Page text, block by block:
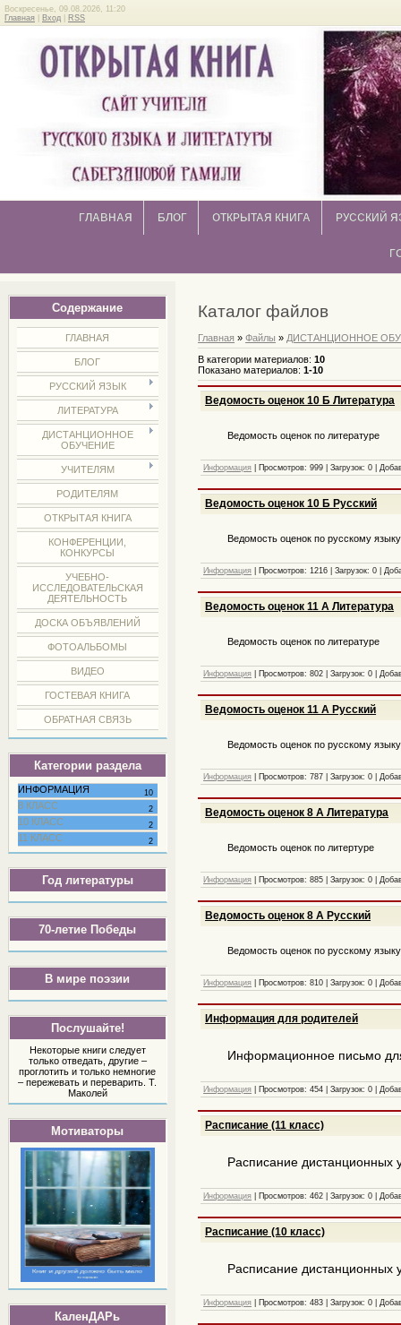
Воскресенье, 09.08.2026, 11:20
Главная
Вход RSS
ГЛАВНАЯ БЛОГ ОТКРЫТАЯ КНИГА РУССКИЙ
Содержание
ГЛАВНАЯ
БЛОГ
РУССКИЙ ЯЗЫК
ЛИТЕРАТУРА
ДИСТАНЦИОННОЕ
ОБУЧЕНИЕ
УЧИТЕЛЯМ
РОДИТЕЛЯМ
ОТКРЫТАЯ КНИГА
КОНФЕРЕНЦИИ,
КОНКУРСЫ
УЧЕБНО-
ИССЛЕДОВАТЕЛЬСКАЯ
ДЕЯТЕЛЬНОСТЬ
ДОСКА ОБЪЯВЛЕНИЙ
ФОТОАЛЬБОМЫ
ВИДЕО
ГОСТЕВАЯ КНИГА
ОБРАТНАЯ СВЯЗЬ
Категории раздела
ИНФОРМАЦИЯ 10
8 КЛАСС 2
10 КЛАСС 2
11 КЛАСС 2
Год литературы
70-летие Победы
В мире поэзии
Послушайте!
Некоторые книги следует
только отведать, другие –
проглотить и только немногие
– пережевать и переварить. Т.
Маколей
Мотиваторы
КаленДАРь
Каталог файлов
Главная »Файлы » ДИСТАНЦИОННОЕ
В категории материалов:10
Показано материалов:1-10
Ведомость оценок 10 Б Литература
Ведомость оценок по литературе
Информация Просмотров: 999 |Загрузок: 0
Ведомость оценок 10 Б Русский
Ведомость оценок по русскому языку
Информация Просмотров: 1216 |Загрузок: 0
Ведомость оценок 11 А Литература
Ведомость оценок по литературе
Информация Просмотров: 802 |Загрузок: 0
Ведомость оценок 11 А Русский
Ведомость оценок по русскому языку
Информация Просмотров: 787 |Загрузок: 0
Ведомость оценок 8 А Литература
Ведомость оценок по литертуре
Информация Просмотров: 885 |Загрузок: 0
Ведомость оценок 8 А Русский
Ведомость оценок по русскому языку
Информация Просмотров: 810 |Загрузок: 0
Информация для родителей
Информационное письмо
Информация Просмотров: 454 |Загрузок: 0
Расписание (11 класс)
Расписание дистанционных
Информация Просмотров: 462 |Загрузок: 0
Расписание (10 класс)
Расписание дистанционных
Информация Просмотров: 483 |Загрузок: 0